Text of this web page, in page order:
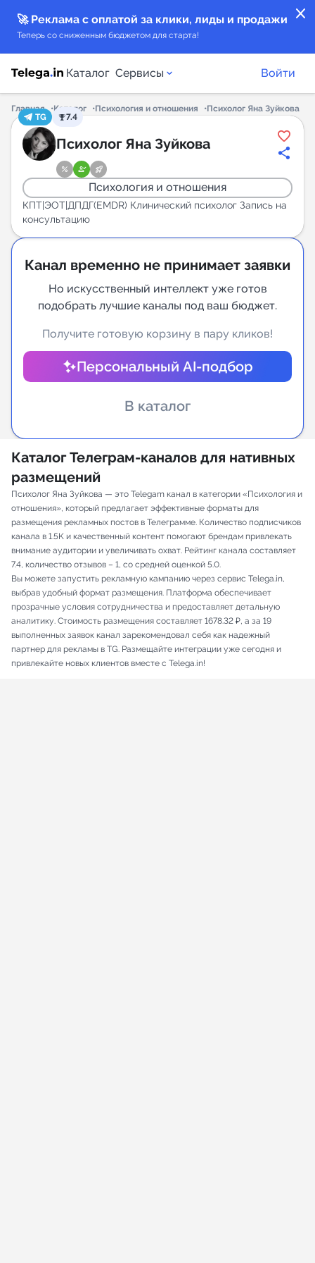
close
🚀 Реклама с оплатой за клики, лиды и продажи
Теперь со сниженным бюджетом для старта!
Каталог Сервисы
Каталог каналов
Каталог ботов
Горящие предложения
Индекс читаемости каналов в Telegram
Аналитика MAX каналов
New
Индивидуальное сопровождение
Аналитика Telegram
Войти
Главная Каталог Психология и отношения
Психолог Яна Зуйкова
TG
7.4
Психолог Яна Зуйкова
Психология и отношения
КПТ|ЭОТ|ДПДГ(EMDR) Клинический психолог Запись на
консультацию
Канал временно не принимает заявки
Но искусственный интеллект уже готов
подобрать лучшие каналы под ваш бюджет.
Получите готовую корзину в пару кликов!
Персональный AI-подбор
В каталог
Каталог Телеграм-каналов для нативных
размещений
Психолог Яна Зуйкова — это Telegam канал в категории «Психология и
отношения», который предлагает эффективные форматы для
размещения рекламных постов в Телеграмме. Количество подписчиков
канала в 1.5K и качественный контент помогают брендам привлекать
внимание аудитории и увеличивать охват. Рейтинг канала составляет
7.4, количество отзывов – 1, со средней оценкой 5.0.
Вы можете запустить рекламную кампанию через сервис Telega.in,
выбрав удобный формат размещения. Платформа обеспечивает
прозрачные условия сотрудничества и предоставляет детальную
аналитику. Стоимость размещения составляет 1678.32 ₽, а за 19
выполненных заявок канал зарекомендовал себя как надежный
партнер для рекламы в TG. Размещайте интеграции уже сегодня и
привлекайте новых клиентов вместе с Telega.in!